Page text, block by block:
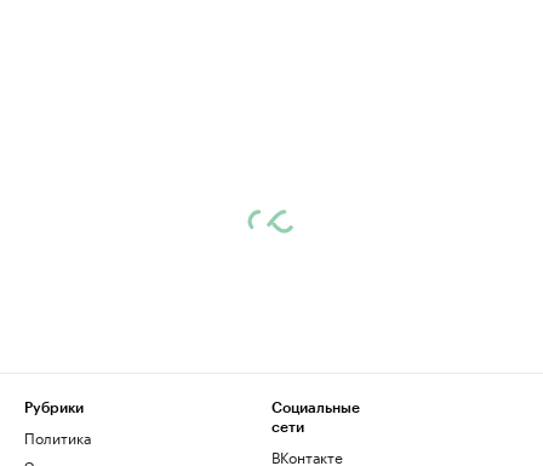
Рубрики
Политика
Социальные
сети
ВКонтакте